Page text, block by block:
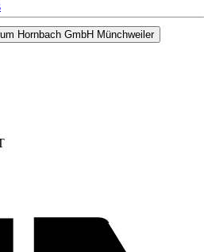
Hornbach GmbH Münchweiler